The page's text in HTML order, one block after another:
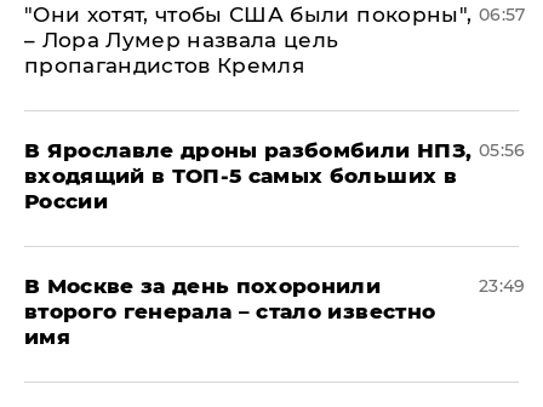
"Они хотят, чтобы США были покорны",
– Лора Лумер назвала цель
пропагандистов Кремля
06:57
В Ярославле дроны разбомбили НПЗ,
входящий в ТОП-5 самых больших в
России
05:56
В Москве за день похоронили
второго генерала – стало известно
имя
23:49